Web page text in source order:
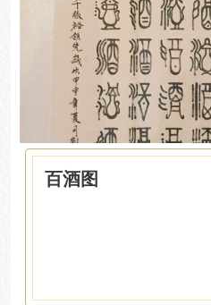
百酒图